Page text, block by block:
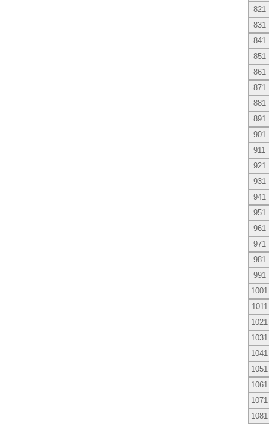
821
831
841
851
861
871
881
891
901
911
921
931
941
951
961
971
981
991
1001
1011
1021
1031
1041
1051
1061
1071
1081